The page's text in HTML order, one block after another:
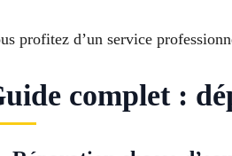
profitez d’un service
complet :